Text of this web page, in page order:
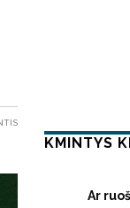
KMINTYS
Ar